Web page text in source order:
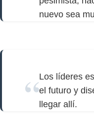
nuevo sea
Los líderes
el futuro y
llegar allí.